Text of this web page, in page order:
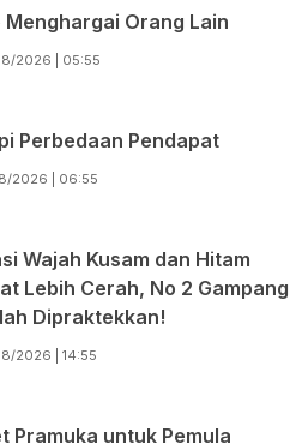
Menghargai Orang Lain
2026 | 05:55
Perbedaan Pendapat
2026 | 06:55
Wajah Kusam dan Hitam
Lebih Cerah, No 2 Gampang
Dipraktekkan!
2026 | 14:55
Pramuka untuk Pemula